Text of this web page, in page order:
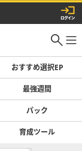
おすすめ選択EP
最強週間
パック
育成ツール